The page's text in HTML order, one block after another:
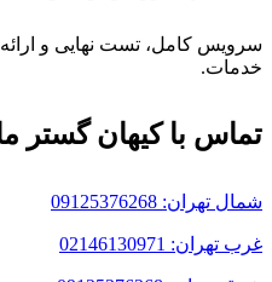
سرویس کامل، تست نهایی و
خدمات.
تماس با کیهان گستر
شمال تهران: 09125376268
غرب تهران: 02146130971